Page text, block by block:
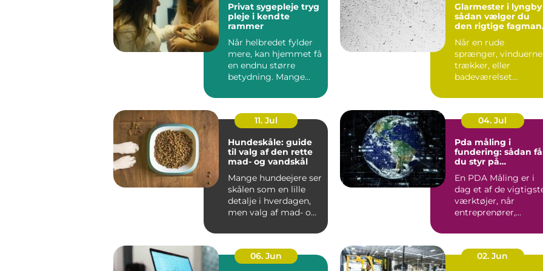
Privat sygepleje tryg
pleje i kendte
rammer
Når helbredet fylder
mere, kan hjemmet få
en endnu større
betydning. Mange
be...
Glarmester i lyngby
sådan vælger du
den rigtige
Når en rude
sprænger, vinduerne
trækker, eller
badeværelset
spejl, er en
11. Jul
Hundeskåle: guide
til valg af den rette
mad- og vandskål
Mange hundeejere ser
skålen som en lille
detalje i hverdagen,
men valg af mad- og
04. Jul
Pda måling i
fundering: sådan
du styr på
En PDA Måling er i
dag et af de
værktøjer, når
entreprenører,
rådgivere vil d...
06. Jun
02. Jun